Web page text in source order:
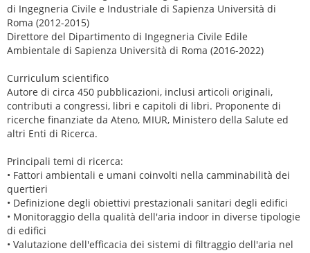
di Ingegneria Civile e Industriale di Sapienza Università di
Roma (2012-2015)
Direttore del Dipartimento di Ingegneria Civile Edile
Ambientale di Sapienza Università di Roma (2016-2022)
Curriculum scientifico
Autore di circa 450 pubblicazioni, inclusi articoli originali,
contributi a congressi, libri e capitoli di libri. Proponente di
ricerche finanziate da Ateno, MIUR, Ministero della Salute ed
altri Enti di Ricerca.
Principali temi di ricerca:
• Fattori ambientali e umani coinvolti nella camminabilità dei
quertieri
• Definizione degli obiettivi prestazionali sanitari degli edifici
• Monitoraggio della qualità dell'aria indoor in diverse tipologie
di edifici
• Valutazione dell'efficacia dei sistemi di filtraggio dell'aria nel